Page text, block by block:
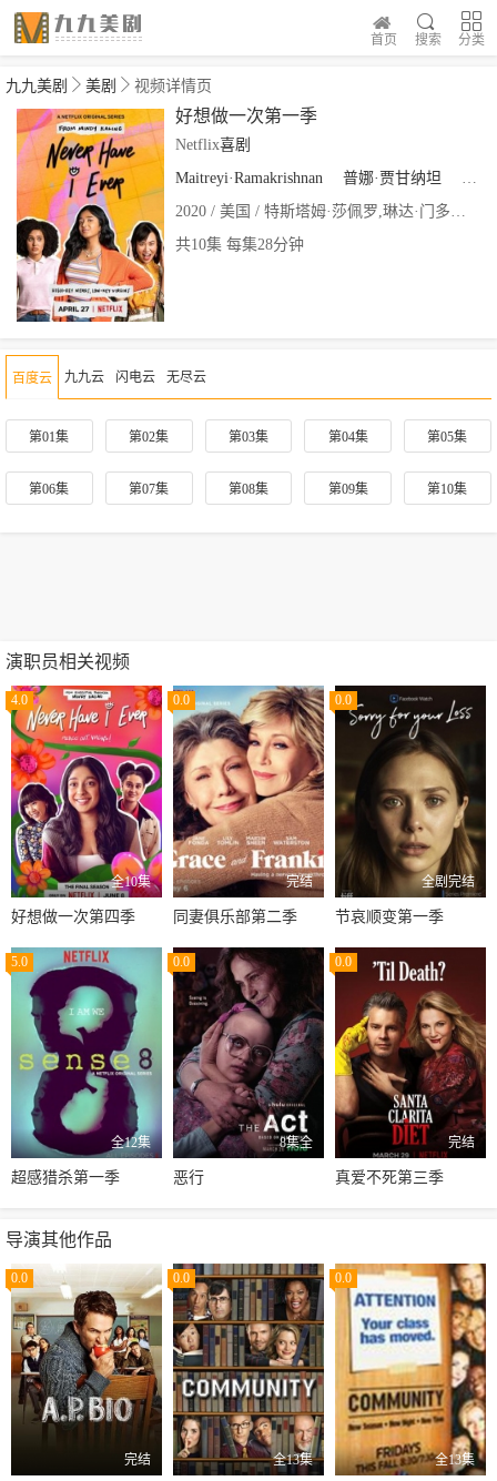
分类
搜索
首页
九九美剧 美剧 视频详情页
好想做一次第一季
Netflix喜剧
Maitreyi·Ramakrishnan
普娜·贾甘纳坦
李·
2020 / 美国 / 特斯塔姆·莎佩罗,琳达·门多萨,卡比尔·阿克塔,阿奴·瓦利亚
共10集 每集28分钟
百度云 九九云 闪电云 无尽云
第01集 第02集 第03集 第04集 第05集
第06集 第07集 第08集 第09集 第10集
演职员相关视频
4.0
全10集
好想做一次第四季
0.0
完结
同妻俱乐部第二季
0.0
全剧完结
节哀顺变第一季
5.0
全12集
超感猎杀第一季
0.0
8集全
恶行
0.0
完结
真爱不死第三季
导演其他作品
0.0
完结
0.0
全13集
0.0
全13集